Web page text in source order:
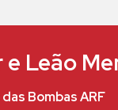
Leão
Bombas ARF